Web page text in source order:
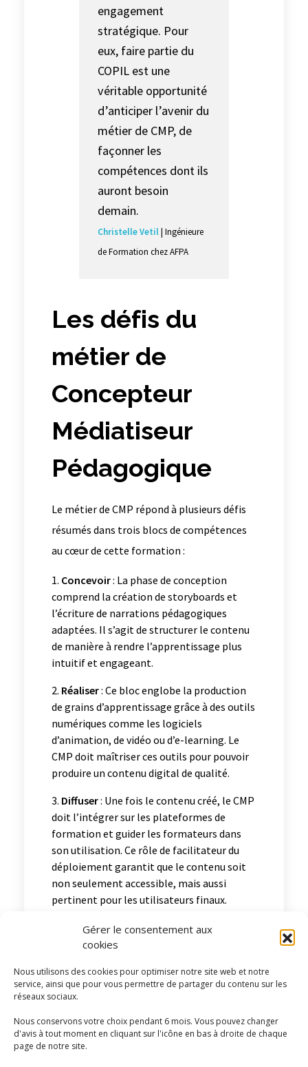
Gérer le consentement aux
cookies
Nous utilisons des cookies pour optimiser notre site web et notre
service, ainsi que pour vous permettre de partager du contenu sur les
réseaux sociaux.
Nous conservons votre choix pendant 6 mois. Vous pouvez changer
d'avis à tout moment en cliquant sur l'icône en bas à droite de chaque
page de notre site.
engagement
stratégique. Pour
eux, faire partie du
COPIL est une
véritable opportunité
d’anticiper l’avenir du
métier de CMP, de
façonner les
compétences dont ils
auront besoin
demain.
Christelle Vetil| Ingénieure
de Formation chez AFPA
Les défis du
métier de
Concepteur
Médiatiseur
Pédagogique
Le métier de CMP répond à plusieurs défis
résumés dans trois blocs de compétences
au cœur de cette formation :
Concevoir: La phase de conception
comprend la création de storyboards et
l’écriture de narrations pédagogiques
adaptées. Il s’agit de structurer le contenu
de manière à rendre l’apprentissage plus
intuitif et engageant.
Réaliser: Ce bloc englobe la production
de grains d’apprentissage grâce à des outils
numériques comme les logiciels
d’animation, de vidéo ou d’e-learning. Le
CMP doit maîtriser ces outils pour pouvoir
produire un contenu digital de qualité.
Diffuser: Une fois le contenu créé, le CMP
doit l’intégrer sur les plateformes de
formation et guider les formateurs dans
son utilisation. Ce rôle de facilitateur du
déploiement garantit que le contenu soit
non seulement accessible, mais aussi
pertinent pour les utilisateurs finaux.
3
Sciado Partenaires